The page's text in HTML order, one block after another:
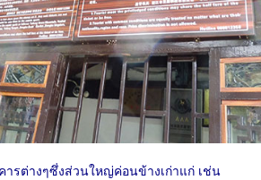
ารต่างๆซึ่งส่วนใหญ่ค่อนข้างเก่าแก่ เช่น